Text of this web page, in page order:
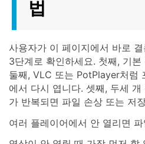
법
사용자가 이 페이지에서 바로
3단계로 확인하세요. 첫째, 기
둘째, VLC 또는 PotPlayer처럼
에서 다시 엽니다. 셋째, 두세
가 반복되면 파일 손상 또는 저
여러 플레이어에서 안 열리면